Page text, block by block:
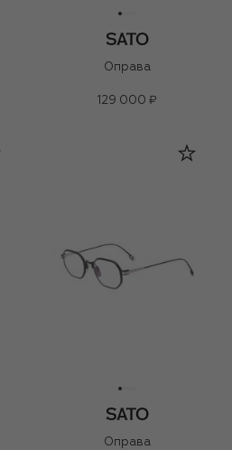
Оправа
129 000 ₽
Оправа